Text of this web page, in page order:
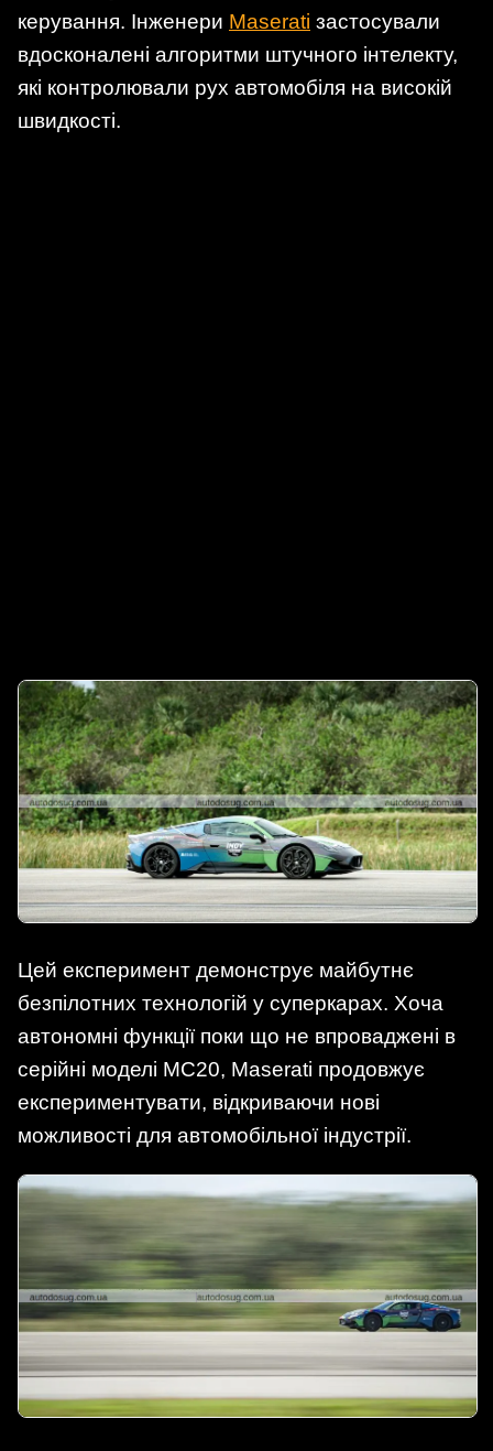
керування. Інженери Maserati застосували
вдосконалені алгоритми штучного інтелекту,
які контролювали рух автомобіля на високій
швидкості.
Цей експеримент демонструє майбутнє
безпілотних технологій у суперкарах. Хоча
автономні функції поки що не впроваджені в
серійні моделі MC20, Maserati продовжує
експериментувати, відкриваючи нові
можливості для автомобільної індустрії.